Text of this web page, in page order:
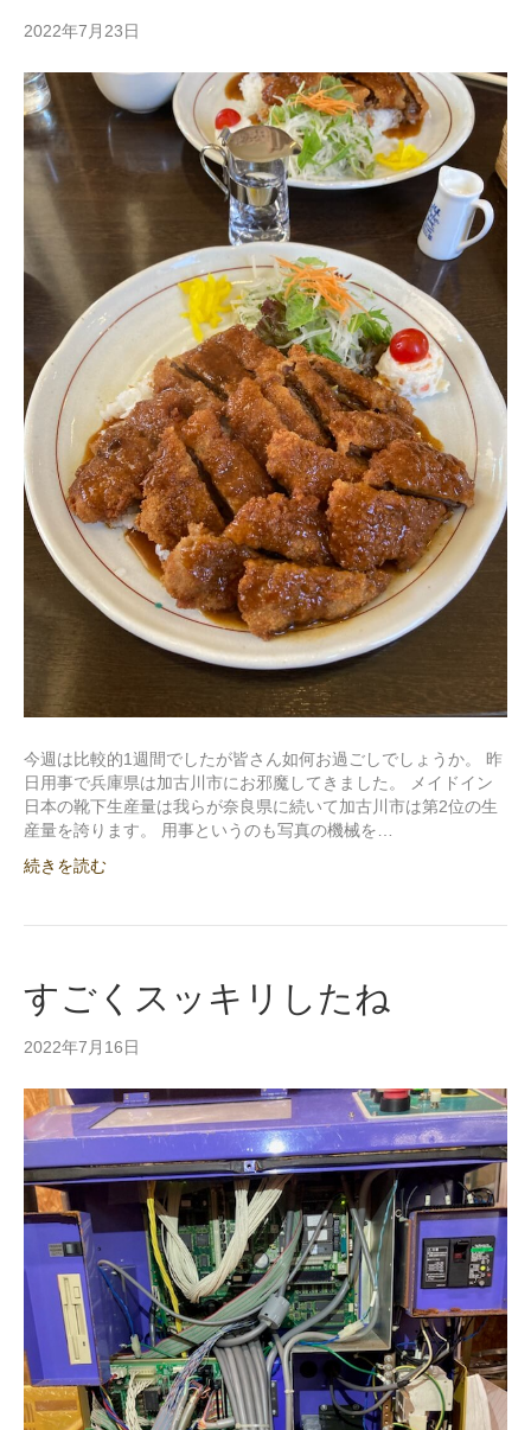
2022年7月23日
今週は比較的1週間でしたが皆さん如何お過ごしでしょうか。 昨
日用事で兵庫県は加古川市にお邪魔してきました。 メイドイン
日本の靴下生産量は我らが奈良県に続いて加古川市は第2位の生
産量を誇ります。 用事というのも写真の機械を…
続きを読む
すごくスッキリしたね
2022年7月16日